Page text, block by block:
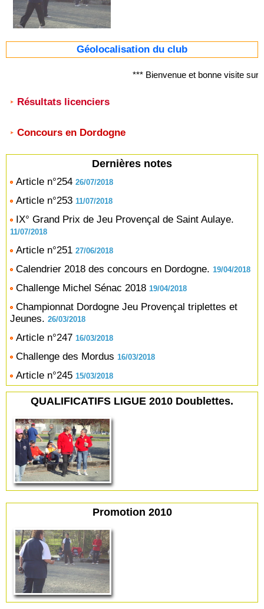
Géolocalisation du club
*** Bienvenue et bonne visite sur
Résultats licenciers
Concours en Dordogne
Dernières notes
Article n°254 26/07/2018
Article n°253 11/07/2018
IX° Grand Prix de Jeu Provençal de Saint Aulaye.
11/07/2018
Article n°251 27/06/2018
Calendrier 2018 des concours en Dordogne. 19/04/2018
Challenge Michel Sénac 2018 19/04/2018
Championnat Dordogne Jeu Provençal triplettes et
Jeunes. 26/03/2018
Article n°247 16/03/2018
Challenge des Mordus 16/03/2018
Article n°245 15/03/2018
QUALIFICATIFS LIGUE 2010 Doublettes.
Promotion 2010